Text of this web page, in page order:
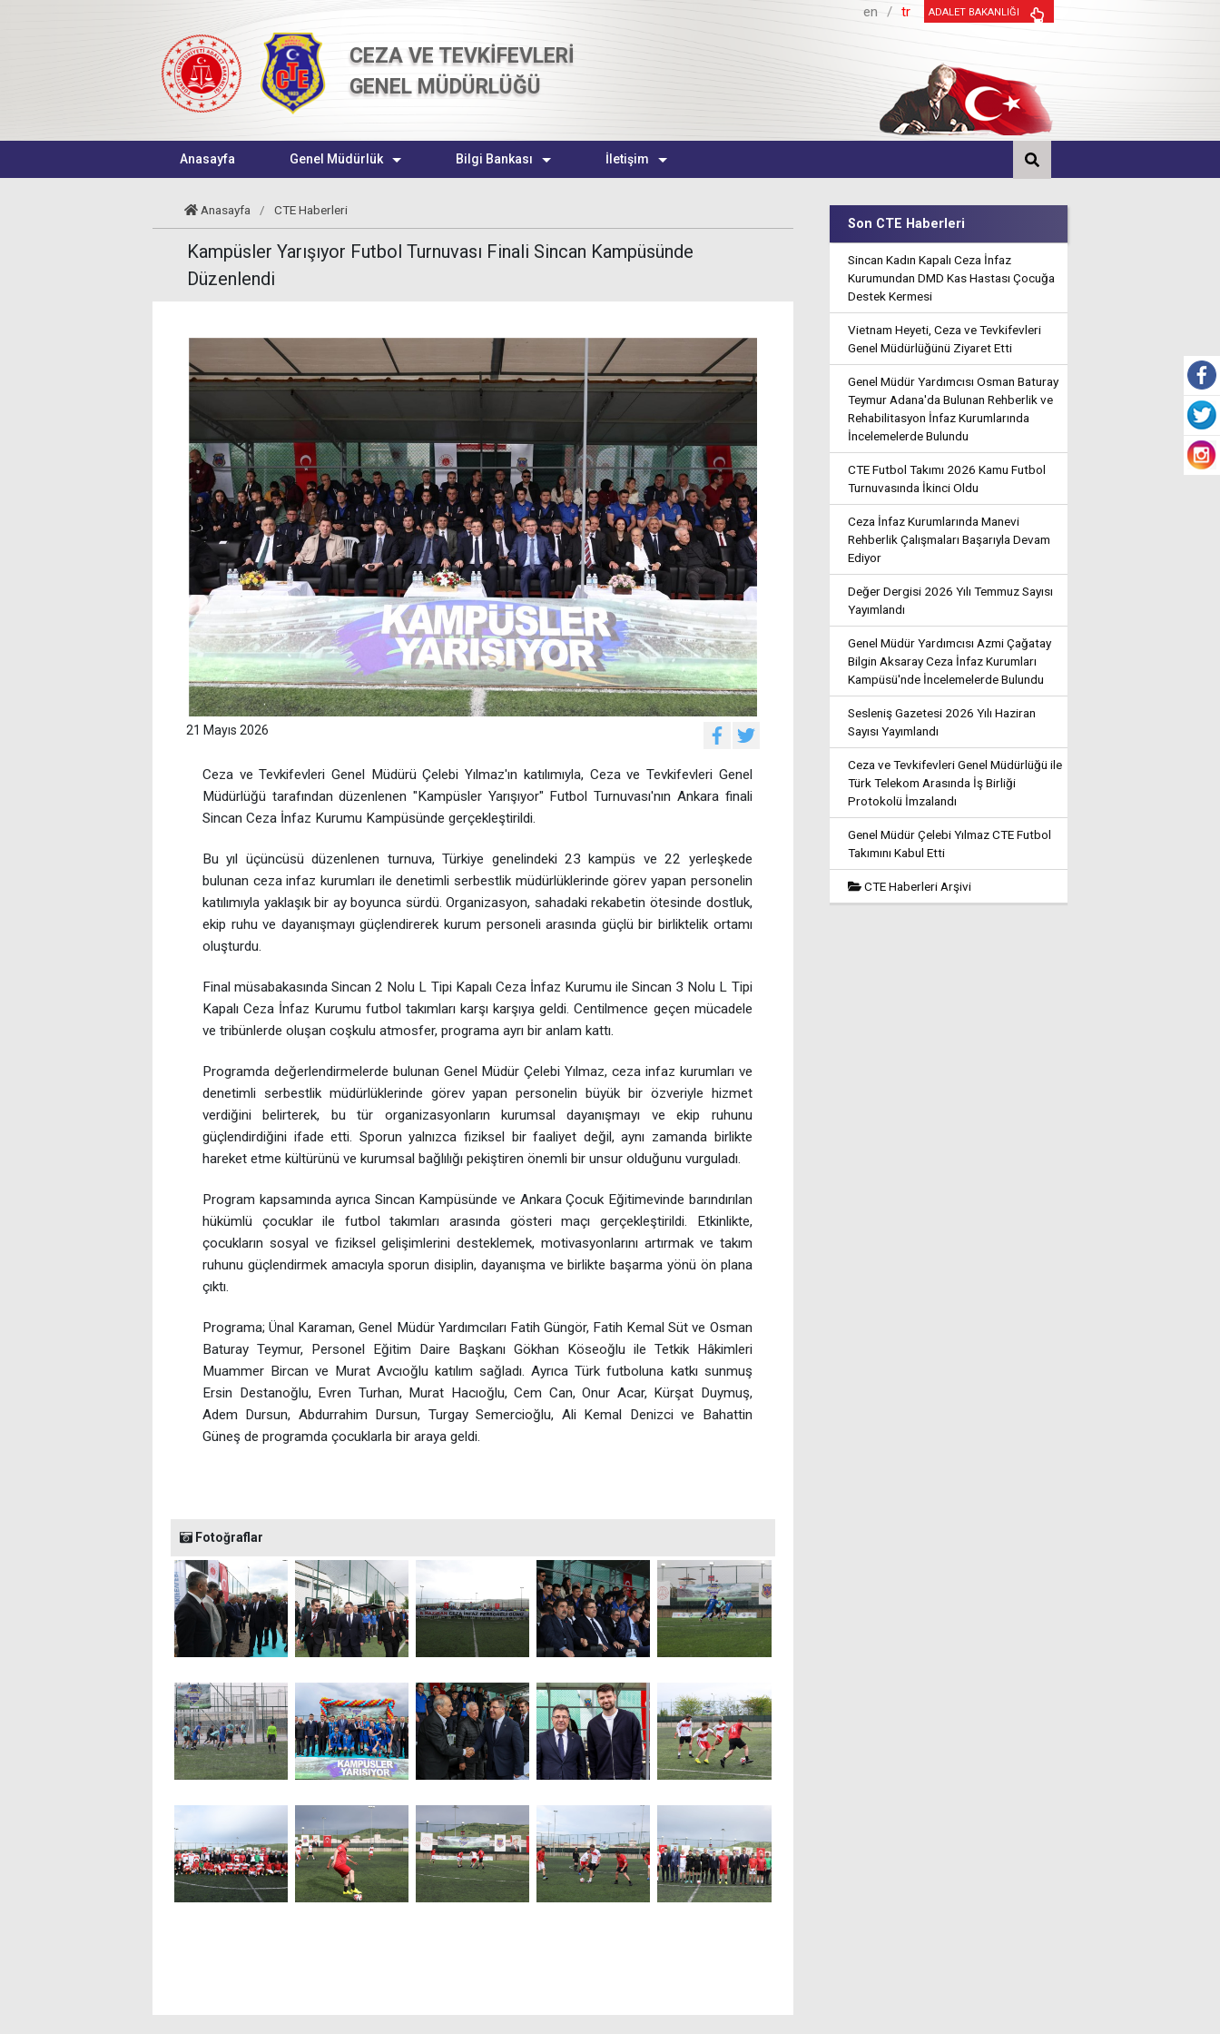
CEZA VE TEVKİFEVLERİ
GENEL MÜDÜRLÜĞÜ
en / tr ADALET BAKANLIĞI
Anasayfa Genel Müdürlük Bilgi Bankası İletişim
Anasayfa / CTE Haberleri
Kampüsler Yarışıyor Futbol Turnuvası Finali Sincan Kampüsünde
Düzenlendi
21 Mayıs 2026
Ceza ve Tevkifevleri Genel Müdürü Çelebi Yılmaz'ın katılımıyla, Ceza ve Tevkifevleri Genel
Müdürlüğü tarafından düzenlenen "Kampüsler Yarışıyor" Futbol Turnuvası'nın Ankara finali
Sincan Ceza İnfaz Kurumu Kampüsünde gerçekleştirildi.
Bu yıl üçüncüsü düzenlenen turnuva, Türkiye genelindeki 23 kampüs ve 22 yerleşkede
bulunan ceza infaz kurumları ile denetimli serbestlik müdürlüklerinde görev yapan personelin
katılımıyla yaklaşık bir ay boyunca sürdü. Organizasyon, sahadaki rekabetin ötesinde dostluk,
ekip ruhu ve dayanışmayı güçlendirerek kurum personeli arasında güçlü bir birliktelik ortamı
oluşturdu.
Final müsabakasında Sincan 2 Nolu L Tipi Kapalı Ceza İnfaz Kurumu ile Sincan 3 Nolu L Tipi
Kapalı Ceza İnfaz Kurumu futbol takımları karşı karşıya geldi. Centilmence geçen mücadele
ve tribünlerde oluşan coşkulu atmosfer, programa ayrı bir anlam kattı.
Programda değerlendirmelerde bulunan Genel Müdür Çelebi Yılmaz, ceza infaz kurumları ve
denetimli serbestlik müdürlüklerinde görev yapan personelin büyük bir özveriyle hizmet
verdiğini belirterek, bu tür organizasyonların kurumsal dayanışmayı ve ekip ruhunu
güçlendirdiğini ifade etti. Sporun yalnızca fiziksel bir faaliyet değil, aynı zamanda birlikte
hareket etme kültürünü ve kurumsal bağlılığı pekiştiren önemli bir unsur olduğunu vurguladı.
Program kapsamında ayrıca Sincan Kampüsünde ve Ankara Çocuk Eğitimevinde barındırılan
hükümlü çocuklar ile futbol takımları arasında gösteri maçı gerçekleştirildi. Etkinlikte,
çocukların sosyal ve fiziksel gelişimlerini desteklemek, motivasyonlarını artırmak ve takım
ruhunu güçlendirmek amacıyla sporun disiplin, dayanışma ve birlikte başarma yönü ön plana
çıktı.
Programa; Ünal Karaman, Genel Müdür Yardımcıları Fatih Güngör, Fatih Kemal Süt ve Osman
Baturay Teymur, Personel Eğitim Daire Başkanı Gökhan Köseoğlu ile Tetkik Hâkimleri
Muammer Bircan ve Murat Avcıoğlu katılım sağladı. Ayrıca Türk futboluna katkı sunmuş
Ersin Destanoğlu, Evren Turhan, Murat Hacıoğlu, Cem Can, Onur Acar, Kürşat Duymuş,
Adem Dursun, Abdurrahim Dursun, Turgay Semercioğlu, Ali Kemal Denizci ve Bahattin
Güneş de programda çocuklarla bir araya geldi.
Fotoğraflar
Son CTE Haberleri
Sincan Kadın Kapalı Ceza İnfaz
Kurumundan DMD Kas Hastası Çocuğa
Destek Kermesi
Vietnam Heyeti, Ceza ve Tevkifevleri
Genel Müdürlüğünü Ziyaret Etti
Genel Müdür Yardımcısı Osman Baturay
Teymur Adana'da Bulunan Rehberlik ve
Rehabilitasyon İnfaz Kurumlarında
İncelemelerde Bulundu
CTE Futbol Takımı 2026 Kamu Futbol
Turnuvasında İkinci Oldu
Ceza İnfaz Kurumlarında Manevi
Rehberlik Çalışmaları Başarıyla Devam
Ediyor
Değer Dergisi 2026 Yılı Temmuz Sayısı
Yayımlandı
Genel Müdür Yardımcısı Azmi Çağatay
Bilgin Aksaray Ceza İnfaz Kurumları
Kampüsü'nde İncelemelerde Bulundu
Sesleniş Gazetesi 2026 Yılı Haziran
Sayısı Yayımlandı
Ceza ve Tevkifevleri Genel Müdürlüğü ile
Türk Telekom Arasında İş Birliği
Protokolü İmzalandı
Genel Müdür Çelebi Yılmaz CTE Futbol
Takımını Kabul Etti
CTE Haberleri Arşivi